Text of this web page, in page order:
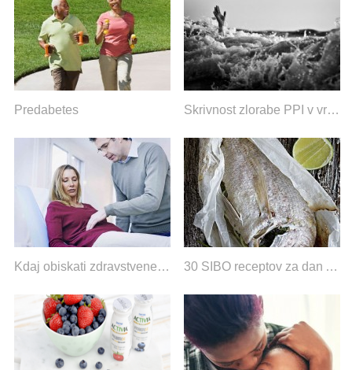
Predabetes Skrivnost zlorabe PPI v vrednosti 6,5 milijarde dolarjev
Kdaj obiskati zdravstvenega delavca za bolečine v trebuhu 30 SIBO receptov za dan Avstralije